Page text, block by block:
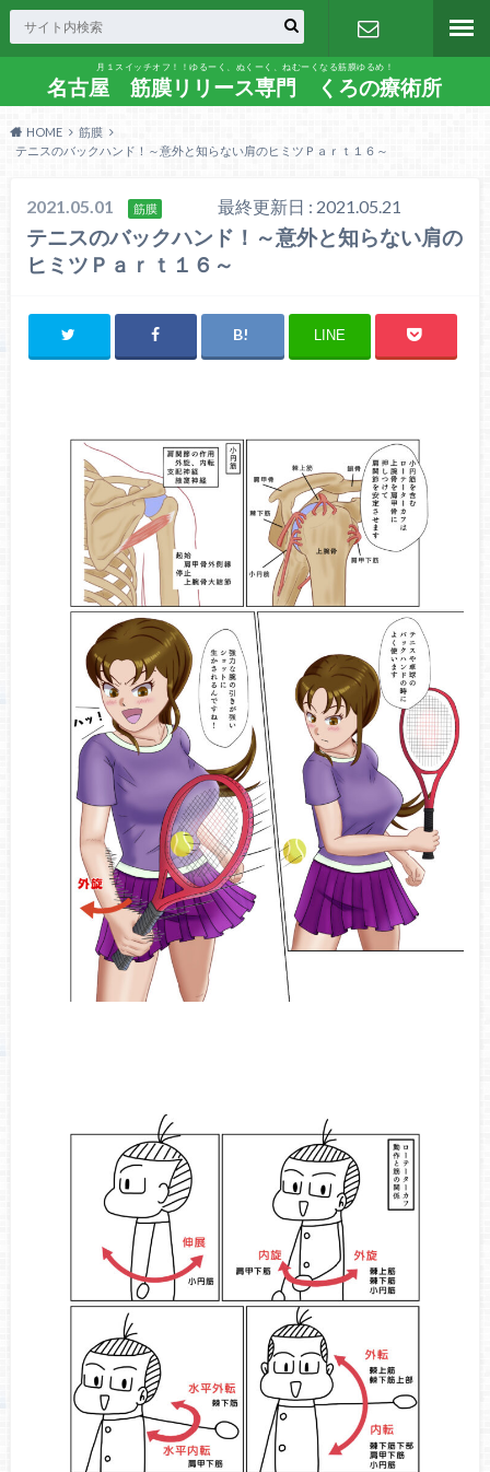
月１スイッチオフ！！ゆるーく、ぬくーく、ねむーくなる筋膜ゆるめ！
名古屋 筋膜リリース専門 くろの療術所
お問い合わ
HOME
筋膜
テニスのバックハンド！～意外と知らない肩のヒミツＰａｒｔ１６～
2021.05.01 筋膜 最終更新日 : 2021.05.21
テニスのバックハンド！～意外と知らない肩の
ヒミツＰａｒｔ１６～
LINE